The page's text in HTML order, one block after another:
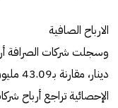
الارباح الصافية
الإحصائية تراجع أرباح